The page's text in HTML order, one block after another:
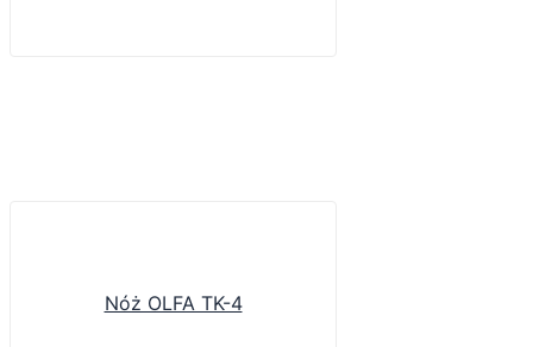
Nóż OLFA TK-4